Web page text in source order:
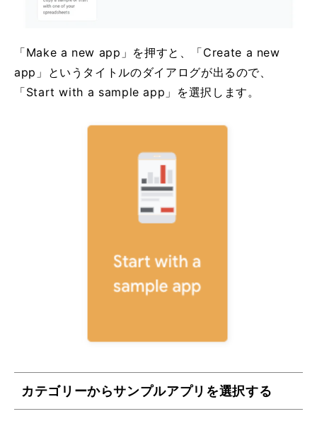
「Make a new app」を押すと、「Create a new
app」というタイトルのダイアログが出るので、
「Start with a sample app」を選択します。
カテゴリーからサンプルアプリを選択する